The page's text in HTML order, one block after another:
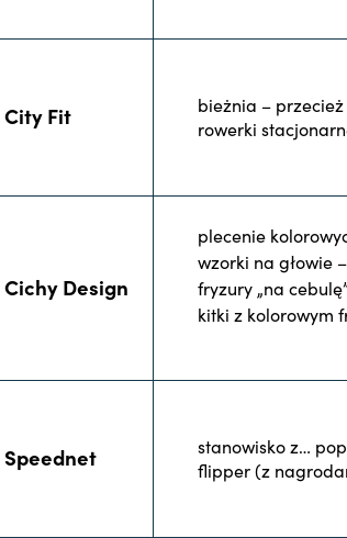
City Fit
bieżnia –
rowerki
Cichy Design
plecenie
wzorki na głowie
fryzury „na
kitki z kolorowym
Speednet
stanowisko z…
flipper (z